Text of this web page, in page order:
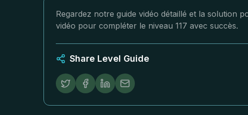
Regardez notre guide vidéo détaillé et la solution
vidéo pour compléter le niveau 117 avec succès.
Share Level Guide